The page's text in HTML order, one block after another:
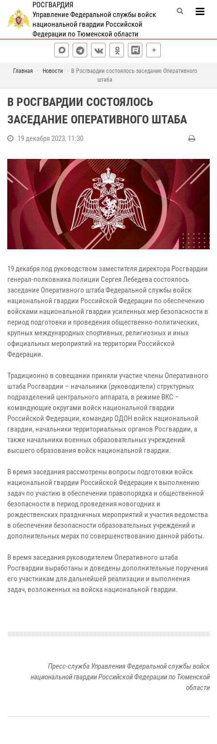
РОСГВАРДИЯ
Управление Федеральной службы войск
национальной гвардии Российской
Федерации по Тюменской области
Главная Новости
В Росгвардии состоялось заседание Оперативного
штаба
В РОСГВАРДИИ СОСТОЯЛОСЬ
ЗАСЕДАНИЕ ОПЕРАТИВНОГО ШТАБА
19 декабря 2023, 11:30
19 декабря под руководством заместителя директора Росгвардии
генерал-полковника полиции Сергея Лебедева состоялось
заседание Оперативного штаба Федеральной службы войск
национальной гвардии Российской Федерации по обеспечению
войсками национальной гвардии усиленных мер безопасности в
период подготовки и проведения общественно-политических,
крупных международных спортивных, религиозных и иных
официальных мероприятий на территории Российской
Федерации.
Традиционно в совещании приняли участие члены Оперативного
штаба Росгвардии – начальники (руководители) структурных
подразделений центрального аппарата, в режиме ВКС –
командующие округами войск национальной гвардии
Российской Федерации, командир ОДОН войск национальной
гвардии, начальники территориальных органов Росгвардии, а
также начальники военных образовательных учреждений
высшего образования войск национальной гвардии.
В время заседания рассмотрены вопросы подготовки войск
национальной гвардии Российской Федерации к выполнению
задач по участию в обеспечении правопорядка и общественной
безопасности в период проведения новогодних и
рождественских праздничных мероприятий и участия ведомства
в обеспечении безопасности образовательных учреждений и
дополнительных мерах по совершенствованию данной работы.
В время заседания руководителем Оперативного штаба
Росгвардии выработаны и доведены дополнительные поручения
его участникам для дальнейшей реализации и выполнения
задач, возложенных на войска национальной гвардии.
Пресс-служба Управления Федеральной службы войск
национальной гвардии Российской Федерации по Тюменской
области